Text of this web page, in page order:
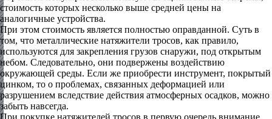
стоимость которых несколько выше средней цены на
аналогичные устройства.
При этом стоимость является полностью оправданной. Суть в
том, что металлические натяжители тросов, как правило,
используются для закрепления грузов снаружи, под открытым
небом. Следовательно, они подвержены воздействию
окружающей среды. Если же приобрести инструмент, покрытый
цинком, то о проблемах, связанных деформацией или
разрушением вследствие действия атмосферных осадков, можно
забыть навсегда.
При покупке натяжителей тросов в первую очередь внимание